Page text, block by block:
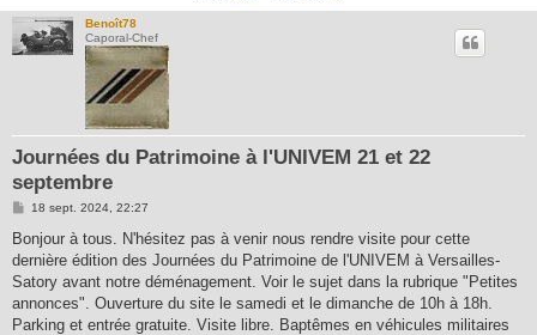
Benoît78
Caporal-Chef
Journées du Patrimoine à l'UNIVEM 21 et 22
septembre
M
s
a
g
18 sept. 2024, 22:27
Bonjour à tous. N'hésitez pas à venir nous rendre visite pour cette
dernière édition des Journées du Patrimoine de l'UNIVEM à Versailles-
Satory avant notre déménagement. Voir le sujet dans la rubrique "Petites
annonces". Ouverture du site le samedi et le dimanche de 10h à 18h.
Parking et entrée gratuite. Visite libre. Baptêmes en véhicules militaires